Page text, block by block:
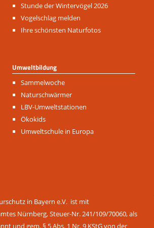
überspringen
Stunde der Wintervögel 2026
Vogelschlag melden
Ihre schönsten Naturfotos
Umweltbildung
Navigation
überspringen
Sammelwoche
Naturschwärmer
LBV-Umweltstationen
Ökokids
Umweltschule in Europa
in Bayern e.V. ist mit
Nürnberg, Steuer-Nr. 241/109/70060, als
und gem. § 5 Abs. 1 Nr. 9 KStG von der